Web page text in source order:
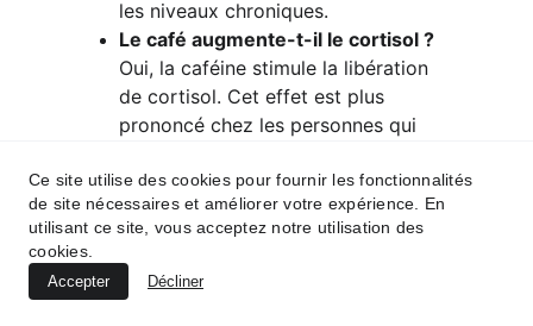
les niveaux chroniques.
Le café augmente-t-il le cortisol ?
Oui, la caféine stimule la libération
de cortisol. Cet effet est plus
prononcé chez les personnes qui
Pour les consommateurs habituels, le
corps développe une tolérance, mais
une consommation excessive peut
toujours maintenir les niveaux élevés.
Peut-on abaisser le cortisol par
Ce site utilise des cookies pour fournir les fonctionnalités
de site nécessaires et améliorer votre expérience. En
utilisant ce site, vous acceptez notre utilisation des
cookies.
Accepter Décliner